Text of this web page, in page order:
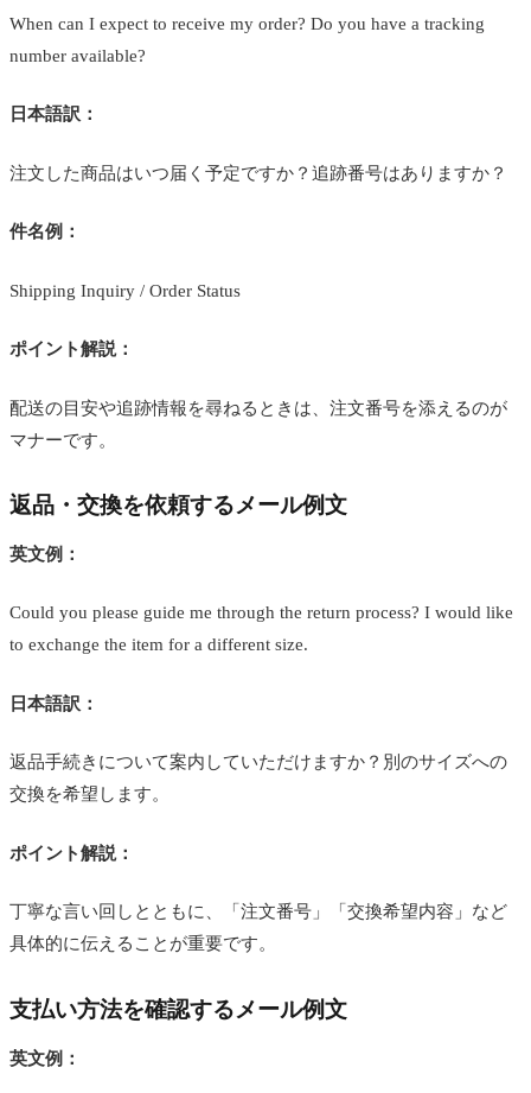
When can I expect to receive my order? Do you have a tracking
number available?
日本語訳：
注文した商品はいつ届く予定ですか？追跡番号はありますか？
件名例：
Shipping Inquiry / Order Status
ポイント解説：
配送の目安や追跡情報を尋ねるときは、注文番号を添えるのが
マナーです。
返品・交換を依頼するメール例文
英文例：
Could you please guide me through the return process? I would like
to exchange the item for a different size.
日本語訳：
返品手続きについて案内していただけますか？別のサイズへの
交換を希望します。
ポイント解説：
丁寧な言い回しとともに、「注文番号」「交換希望内容」など
具体的に伝えることが重要です。
支払い方法を確認するメール例文
英文例：